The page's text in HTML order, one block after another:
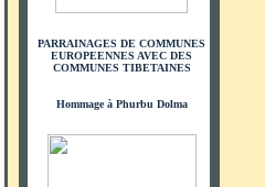
PARRAINAGES DE COMMUNES
EUROPEENNES AVEC DES
COMMUNES TIBETAINES
Hommage à Phurbu Dolma